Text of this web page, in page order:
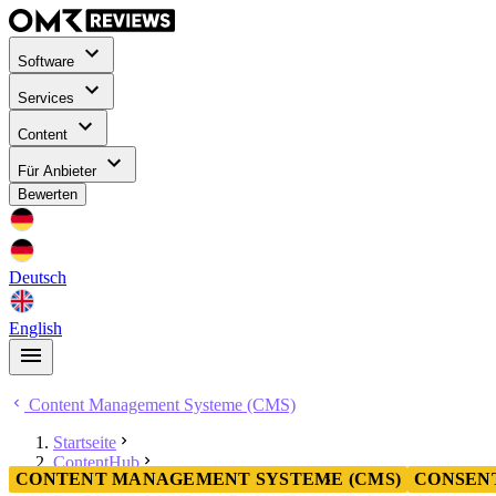
Software
Services
Content
Für Anbieter
Bewerten
Deutsch
English
Content Management Systeme (CMS)
Startseite
ContentHub
Content Management Systeme (CMS)
CONTENT MANAGEMENT SYSTEME (CMS)